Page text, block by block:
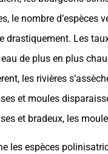
le nombre d’espèces
drastiquement. Les
de plus en plus
les rivières
et moules
et bradeux, les
les espèces